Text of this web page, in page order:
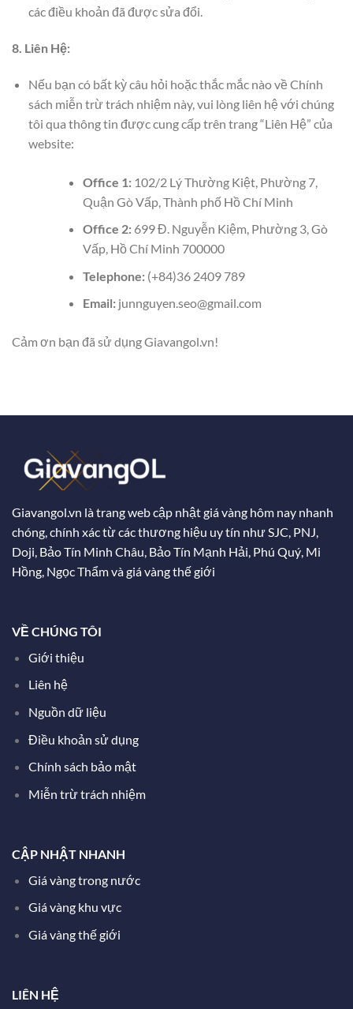
các điều khoản đã được sửa đổi.
8. Liên Hệ:
Nếu bạn có bất kỳ câu hỏi hoặc thắc mắc nào về Chính
sách miễn trừ trách nhiệm này, vui lòng liên hệ với chúng
tôi qua thông tin được cung cấp trên trang “Liên Hệ” của
website:
Office 1:102/2 Lý Thường Kiệt, Phường 7,
Quận Gò Vấp, Thành phố Hồ Chí Minh
Office 2:699 Đ. Nguyễn Kiệm, Phường 3, Gò
Vấp, Hồ Chí Minh 700000
Telephone:(+84)36 2409 789
Email:junnguyen.seo@gmail.com
Cảm ơn bạn đã sử dụng Giavangol.vn!
Giavangol.vn là trang web cập nhật giá vàng hôm nay nhanh
chóng, chính xác từ các thương hiệu uy tín như SJC, PNJ,
Doji, Bảo Tín Minh Châu, Bảo Tín Mạnh Hải, Phú Quý, Mi
Hồng, Ngọc Thẩm và giá vàng thế giới
VỀ CHÚNG TÔI
Giới thiệu
Liên hệ
Nguồn dữ liệu
Điều khoản sử dụng
Chính sách bảo mật
Miễn trừ trách nhiệm
CẬP NHẬT NHANH
Giá vàng trong nước
Giá vàng khu vực
Giá vàng thế giới
LIÊN HỆ